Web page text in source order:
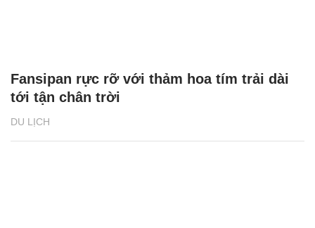
DU LỊCH
Fansipan rực rỡ với thảm hoa tím trải dài
tới tận chân trời